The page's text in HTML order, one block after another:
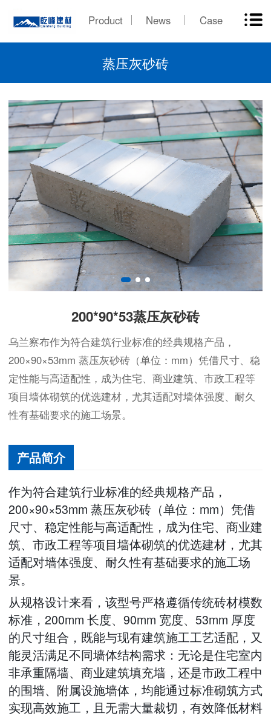
Product News Case
蒸压灰砂砖
200*90*53蒸压灰砂砖
乌兰察布作为符合建筑行业标准的经典规格产品，
200×90×53mm 蒸压灰砂砖（单位：mm）凭借尺寸、稳
定性能与高适配性，成为住宅、商业建筑、市政工程等
项目墙体砌筑的优选建材，尤其适配对墙体强度、耐久
性有基础要求的施工场景。
产品简介
作为符合建筑行业标准的经典规格产品，
200×90×53mm 蒸压灰砂砖（单位：mm）凭借
尺寸、稳定性能与高适配性，成为住宅、商业建
筑、市政工程等项目墙体砌筑的优选建材，尤其
适配对墙体强度、耐久性有基础要求的施工场
景。
从规格设计来看，该型号严格遵循传统砖材模数
标准，200mm 长度、90mm 宽度、53mm 厚度
的尺寸组合，既能与现有建筑施工工艺适配，又
能灵活满足不同墙体结构需求：无论是住宅室内
非承重隔墙、商业建筑填充墙，还是市政工程中
的围墙、附属设施墙体，均能通过标准砌筑方式
实现高效施工，且无需大量裁切，有效降低材料